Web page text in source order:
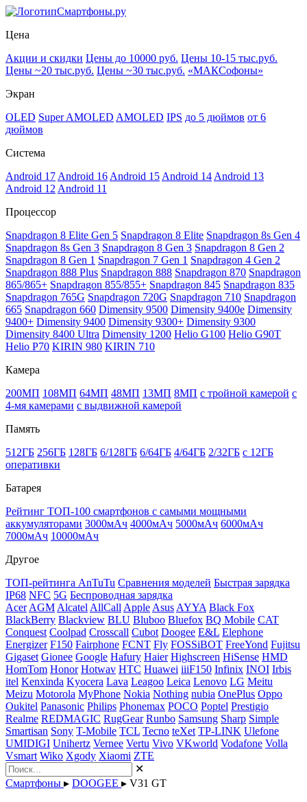
Смартфоны.ру
Цена
Акции и скидки Цены до 10000 руб. Цены 10-15 тыс.руб.
Цены ~20 тыс.руб. Цены ~30 тыс.руб. «МАКСофоны»
Экран
OLED Super AMOLED AMOLED IPS до 5 дюймов от 6
дюймов
Система
Android 17 Android 16 Android 15 Android 14 Android 13
Android 12 Android 11
Процессор
Snapdragon 8 Elite Gen 5 Snapdragon 8 Elite Snapdragon 8s Gen 4
Snapdragon 8s Gen 3 Snapdragon 8 Gen 3 Snapdragon 8 Gen 2
Snapdragon 8 Gen 1 Snapdragon 7 Gen 1 Snapdragon 4 Gen 2
Snapdragon 888 Plus Snapdragon 888 Snapdragon 870 Snapdragon
865/865+ Snapdragon 855/855+ Snapdragon 845 Snapdragon 835
Snapdragon 765G Snapdragon 720G Snapdragon 710 Snapdragon
665 Snapdragon 660 Dimensity 9500 Dimensity 9400e Dimensity
9400+ Dimensity 9400 Dimensity 9300+ Dimensity 9300
Dimensity 8400 Ultra Dimensity 1200 Helio G100 Helio G90T
Helio P70 KIRIN 980 KIRIN 710
Камера
200МП 108МП 64МП 48МП 13МП 8МП с тройной камерой с
4-мя камерами с выдвижной камерой
Память
512ГБ 256ГБ 128ГБ 6/128ГБ 6/64ГБ 4/64ГБ 2/32ГБ с 12ГБ
оперативки
Батарея
Рейтинг ТОП-100 смартфонов с самыми мощными
аккумуляторами 3000мАч 4000мАч 5000мАч 6000мАч
7000мАч 10000мАч
Другое
ТОП-рейтинга AnTuTu Сравнения моделей Быстрая зарядка
IP68 NFC 5G Беспроводная зарядка
Acer AGM Alcatel AllCall Apple Asus AYYA Black Fox
BlackBerry Blackview BLU Bluboo Bluefox BQ Mobile CAT
Conquest Coolpad Crosscall Cubot Doogee E&L Elephone
Energizer F150 Fairphone FCNT Fly FOSSiBOT FreeYond Fujitsu
Gigaset Gionee Google Hafury Haier Highscreen HiSense HMD
HomTom Honor Hotwav HTC Huawei iiiF150 Infinix INOI Irbis
itel Kenxinda Kyocera Lava Leagoo Leica Lenovo LG Meitu
Meizu Motorola MyPhone Nokia Nothing nubia OnePlus Oppo
Oukitel Panasonic Philips Phonemax POCO Poptel Prestigio
Realme REDMAGIC RugGear Runbo Samsung Sharp Simple
Smartisan Sony T-Mobile TCL Tecno teXet TP-LINK Ulefone
UMIDIGI Unihertz Vernee Vertu Vivo VKworld Vodafone Volla
Vsmart Wiko Xgody Xiaomi ZTE
✕
Смартфоны ▸ DOOGEE ▸ V31 GT